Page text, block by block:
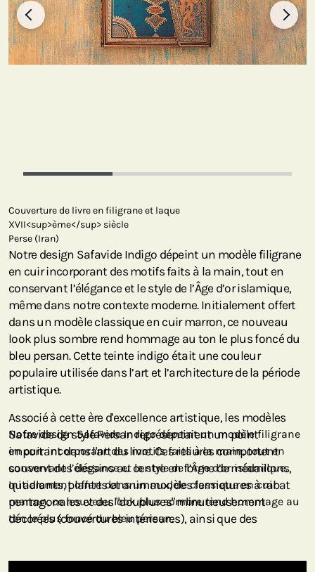
Couverture de livre en filigrane et laque
XVII<sup>ème</sup> siècle
Perse (Iran)
Notre design Safavide Indigo dépeint un modèle filigrane
en cuir incorporant des motifs faits à la main, tout en
conservant l’élégance et le style de l’Âge d’or islamique,
même dans notre contexte moderne. Initialement offert
dans un modèle classique en cuir marron, ce nouveau
look plus sombre rend hommage au ton le plus foncé du
bleu persan. Cette teinte indigo était une couleur
populaire utilisée dans l’art et l’architecture de la période
artistique.
Associé à cette ère d'excellence artistique, les modèles
Safavide de style Persan représentaient un point
important dans l'art du livre. Ces reliures comportent
souvent des dessins au centre en forme de médaillons,
quadrants, plantes et animaux, des fermetures à rabat
pentagonales et des "doublures" minutieusement
décorées (couvertures intérieures), ainsi que des
Notre design Safavide Indigo dépeint un modèle filigrane
en cuir incorporant des motifs faits à la main, tout en
conservant l’élégance et le style de l’Âge d’or islamique.
Initialement offert dans un modèle classique en cuir
marron, ce nouveau look plus sombre rend hommage au
ton le plus foncé du bleu persan.